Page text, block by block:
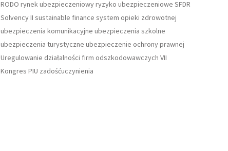
RODO rynek ubezpieczeniowyryzyko ubezpieczeniowe SFDR
Solvency II sustainable finance system opieki zdrowotnej
ubezpieczenia komunikacyjne ubezpieczenia szkolne
ubezpieczenia turystyczne ubezpieczenie ochrony prawnej
Uregulowanie działalności firm odszkodowawczych VII
Kongres PIU zadośćuczynienia